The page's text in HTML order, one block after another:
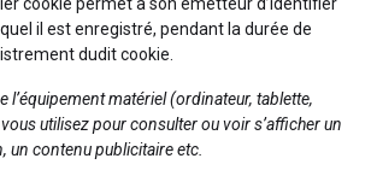
il est enregistré, pendant la durée de
dudit cookie.
l’équipement matériel (ordinateur, tablette,
utilisez pour consulter ou voir s’afficher un
un contenu publicitaire etc.